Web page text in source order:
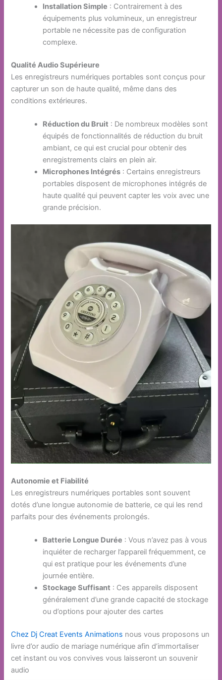
Installation Simple : Contrairement à des
équipements plus volumineux, un enregistreur
portable ne nécessite pas de configuration
complexe.
Qualité Audio Supérieure
Les enregistreurs numériques portables sont conçus pour
capturer un son de haute qualité, même dans des
conditions extérieures.
Réduction du Bruit : De nombreux modèles sont
équipés de fonctionnalités de réduction du bruit
ambiant, ce qui est crucial pour obtenir des
enregistrements clairs en plein air.
Microphones Intégrés : Certains enregistreurs
portables disposent de microphones intégrés de
haute qualité qui peuvent capter les voix avec une
grande précision.
Autonomie et Fiabilité
Les enregistreurs numériques portables sont souvent
dotés d’une longue autonomie de batterie, ce qui les rend
parfaits pour des événements prolongés.
Batterie Longue Durée : Vous n’avez pas à vous
inquiéter de recharger l’appareil fréquemment, ce
qui est pratique pour les événements d’une
journée entière.
Stockage Suffisant : Ces appareils disposent
généralement d’une grande capacité de stockage
ou d’options pour ajouter des cartes
Chez Dj Creat Events Animations nous vous proposons un
livre d’or audio de mariage numérique afin d’immortaliser
cet instant ou vos convives vous laisseront un souvenir
audio